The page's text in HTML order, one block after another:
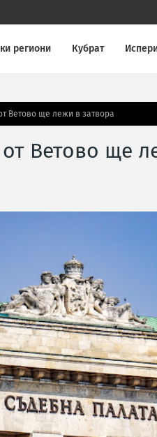
региони Кубрат
Ветово ще лежи в затвора
Ветово ще